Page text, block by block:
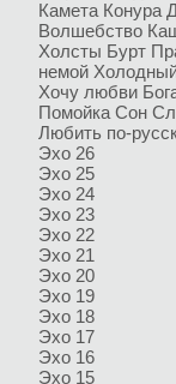
Камета Конура
Волшебство
Холсты Бурт
немой
Хочу любви
Помойка Сон
Любить по-
Эхо 26
Эхо 25
Эхо 24
Эхо 23
Эхо 22
Эхо 21
Эхо 20
Эхо 19
Эхо 18
Эхо 17
Эхо 16
Эхо 15